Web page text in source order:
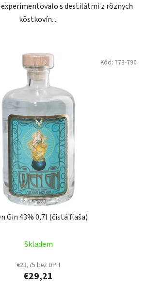
s destilátmi z rôznych
kôstkovín....
Gin 43% 0,7l (čistá fľaša)
Skladem
€23,75 bez DPH
€29,21
Kód: 773-790